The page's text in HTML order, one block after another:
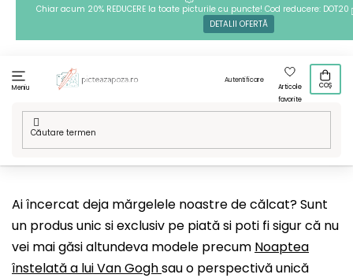
Chiar acum 20% REDUCERE la toate picturile cu puncte! Cod reducere: DOT20
DETALII OFERTĂ
Meniu
Autentificare
Articole
favorite
COȘ
Ai încercat deja mărgelele noastre de călcat? Sunt
un produs unic si exclusiv pe piată si poti fi sigur că nu
vei mai găsi altundeva modele precum Noaptea
înstelată a lui Van Goghsau o perspectivă unică